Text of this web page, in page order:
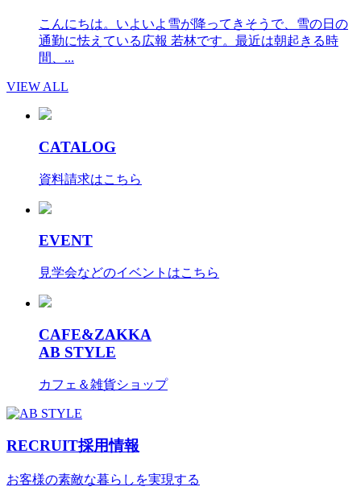
こんにちは。いよいよ雪が降ってきそうで、雪の日の
通勤に怯えている広報 若林です。最近は朝起きる時
間、...
VIEW ALL
CATALOG
資料請求はこちら
EVENT
見学会などのイベントはこちら
CAFE&ZAKKA
AB STYLE
カフェ＆雑貨ショップ
RECRUIT採用情報
お客様の素敵な暮らしを実現する